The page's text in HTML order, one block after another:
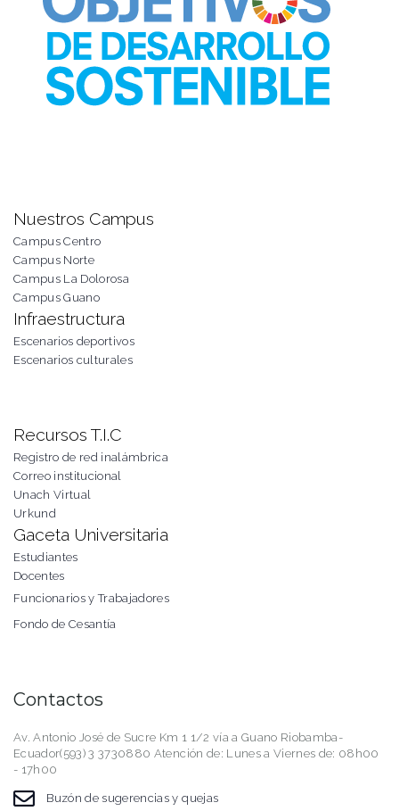
Nuestros Campus
Campus Centro
Campus Norte
Campus La Dolorosa
Campus Guano
Infraestructura
Escenarios deportivos
Escenarios culturales
Recursos T.I.C
Registro de red inalámbrica
Correo institucional
Unach Virtual
Urkund
Gaceta Universitaria
Estudiantes
Docentes
Funcionarios y Trabajadores
Fondo de Cesantía
Contactos
Av. Antonio José de Sucre Km 1 1/2 vía a Guano Riobamba-
Ecuador(593) 3 3730880 Atención de: Lunes a Viernes de: 08h00
- 17h00
Buzón de sugerencias y quejas